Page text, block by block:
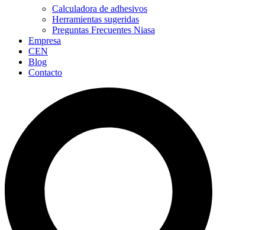
Calculadora de adhesivos
Herramientas sugeridas
Preguntas Frecuentes Niasa
Empresa
CEN
Blog
Contacto